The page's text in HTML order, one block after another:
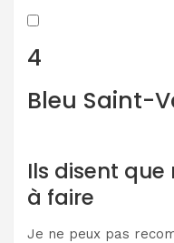
4
Bleu Saint-
Ils disent
à faire
Je ne peux pas